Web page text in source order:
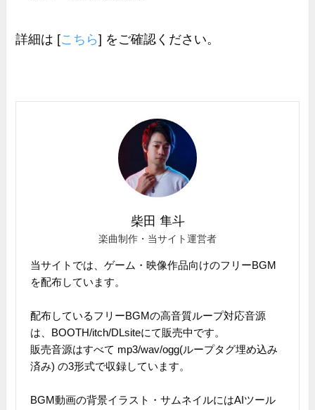
詳細は [こちら] をご確認ください。
柴田 隼斗
楽曲制作・当サイト運営者
当サイトでは、ゲーム・映像作品向けのフリーBGM
を配布しています。
配布しているフリーBGMの高音質ループ対応音源
は、BOOTH/itch/DLsiteにて販売中です。
販売音源はすべて mp3/wav/ogg(ループタグ埋め込み
済み) の3形式で収録しています。
BGM動画の背景イラスト・サムネイルにはAIツール